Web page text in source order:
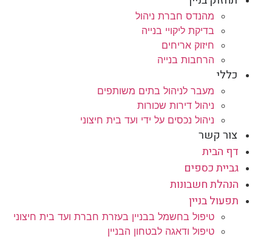
מהנדס חברת ניהול
בדיקת ליקויי בנייה
חיזוק אריחים
הרחבות בנייה
כללי
מעבר לניהול בתים משותפים
ניהול דירות שכורות
ניהול נכסים על ידי ועד בית חיצוני
צור קשר
דף הבית
גביית כספים
הנהלת חשבונות
תפעול בניין
טיפול בחשמל בבניין בעזרת חברת ועד בית חיצוני
טיפול ודאגה לבטחון הבניין